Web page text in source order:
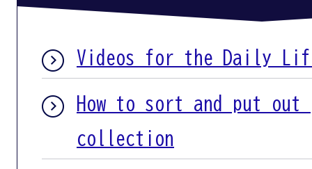
Videos for the Daily
How to sort and put out
collection